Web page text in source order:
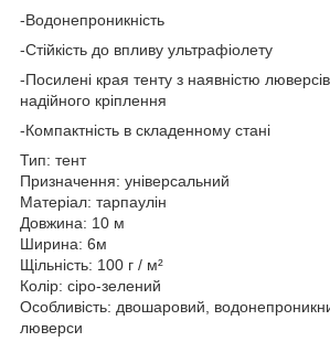
-Водонепроникність
-Стійкість до впливу ультрафіолету
-Посилені края тенту з наявністю
надійного кріплення
-Компактність в складенному стані
Тип: тент
Призначення: універсальний
Матеріал: тарпаулін
Довжина: 10 м
Ширина: 6м
Щільність: 100 г / м²
Колір: сіро-зелений
Особливість: двошаровий,
люверси